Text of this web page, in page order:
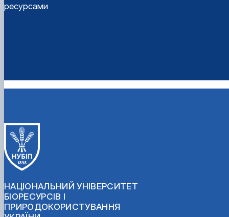
ресурсами
НАЦІОНАЛЬНИЙ УНІВЕРСИТЕТ
БІОРЕСУРСІВ І
ПРИРОДОКОРИСТУВАННЯ